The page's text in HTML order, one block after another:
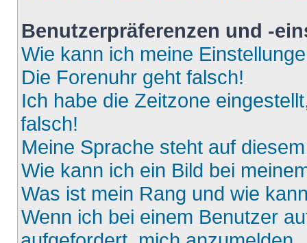
Benutzerpräferenzen und -
Wie kann ich meine
Die Forenuhr geht falsch!
Ich habe die Zeitzone
falsch!
Meine Sprache steht auf
Wie kann ich ein Bild bei
Was ist mein Rang und wie
Wenn ich bei einem Benutzer